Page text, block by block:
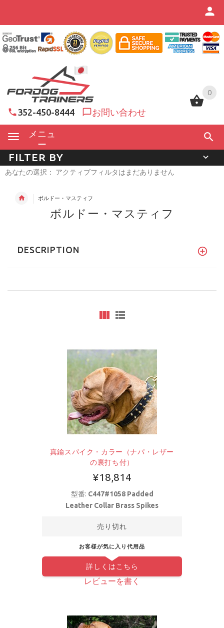
0
352-450-8444 お問い合わせ
メニュ
ー
0
FILTER BY
あなたの選択： アクティブフィルタはまだありません
ボルドー・マスティフ
ボルドー・マスティフ
DESCRIPTION
真鍮スパイク・カラー（ナパ・レザー
の裏打ち付）
¥18,814
型番: C447#1058 Padded
Leather Collar Brass Spikes
売り切れ
お客様が気に入り代用品
詳しくはこちら
レビューを書く